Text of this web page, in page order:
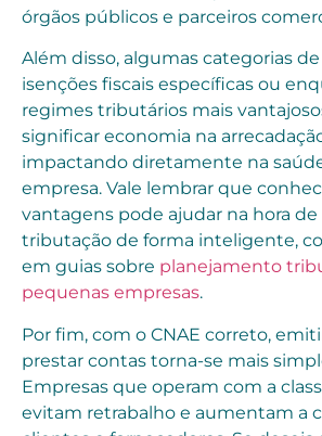
órgãos públicos e parceiros
Além disso, algumas categorias
isenções fiscais específicas ou
regimes tributários mais
significar economia na
impactando diretamente na
empresa. Vale lembrar que
vantagens pode ajudar na hora de
tributação de forma inteligente,
em guias sobre planejamento
pequenas empresas.
Por fim, com o CNAE correto,
prestar contas torna-se mais
Empresas que operam com a
evitam retrabalho e aumentam a